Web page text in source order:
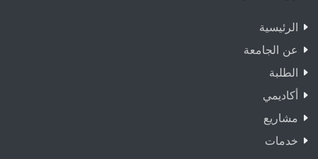
الرئيسية
عن الجامعة
الطلبة
أكاديمي
مشاريع
خدمات